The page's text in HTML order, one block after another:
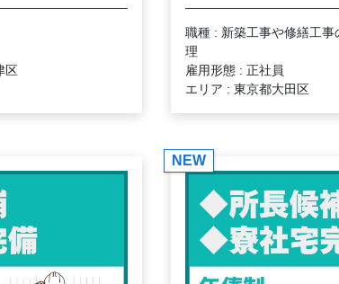
区
職種 : 新築工事や修繕工
理
雇用形態 : 正社員
エリア : 東京都大田区
NEW